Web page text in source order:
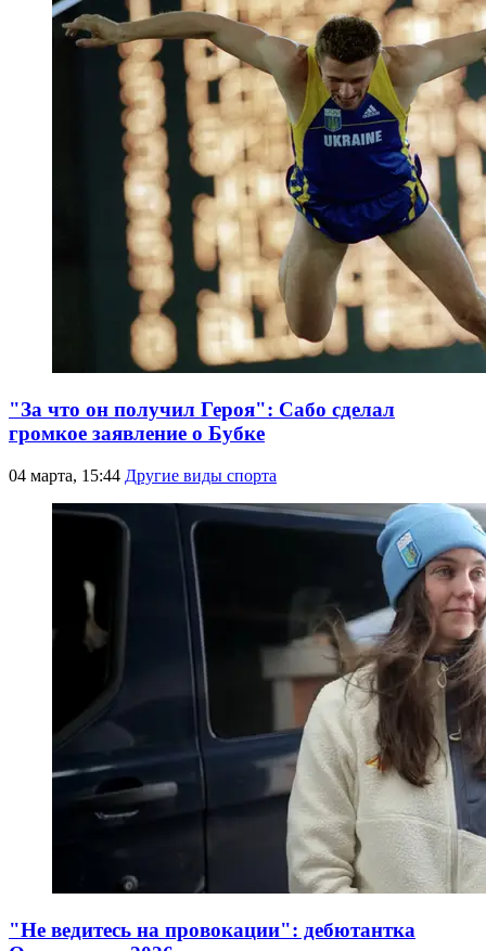
"За что он получил Героя": Сабо сделал
громкое заявление о Бубке
04 марта, 15:44 Другие виды спорта
"Не ведитесь на провокации": дебютантка